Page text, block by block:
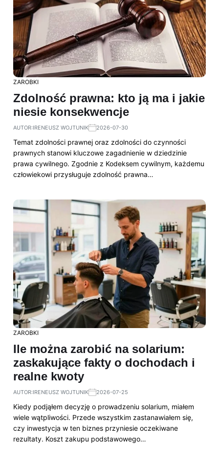
ZAROBKI
Zdolność prawna: kto ją ma i jakie
niesie konsekwencje
AUTOR:IRENEUSZ WOJTUNIK 2026-07-30
Temat zdolności prawnej oraz zdolności do czynności
prawnych stanowi kluczowe zagadnienie w dziedzinie
prawa cywilnego. Zgodnie z Kodeksem cywilnym, każdemu
człowiekowi przysługuje zdolność prawna…
ZAROBKI
Ile można zarobić na solarium:
zaskakujące fakty o dochodach i
realne kwoty
AUTOR:IRENEUSZ WOJTUNIK 2026-07-25
Kiedy podjąłem decyzję o prowadzeniu solarium, miałem
wiele wątpliwości. Przede wszystkim zastanawiałem się,
czy inwestycja w ten biznes przyniesie oczekiwane
rezultaty. Koszt zakupu podstawowego…